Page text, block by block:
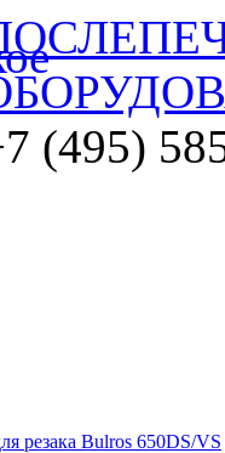
(495)
резака Bulros 650DS/VS